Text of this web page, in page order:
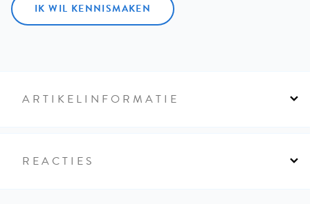
IK WIL KENNISMAKEN
ARTIKELINFORMATIE
REACTIES